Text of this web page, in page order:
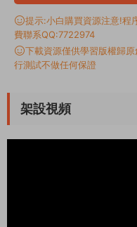
提示:小白購買資源注意!程
費聯系QQ:7722974
下載資源僅供學習版權歸
行測試不做任何保證
架設視頻